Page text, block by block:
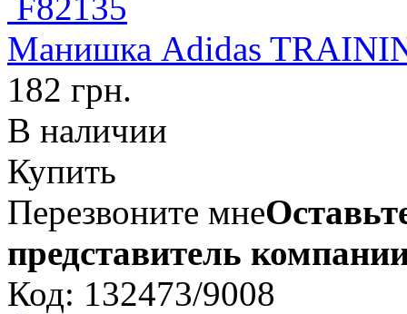
Манишка Adidas
182 грн.
В наличии
Купить
Перезвоните мне
представитель
Код: 132473/9008